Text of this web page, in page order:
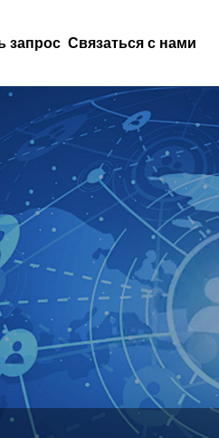
запрос Связаться с нами